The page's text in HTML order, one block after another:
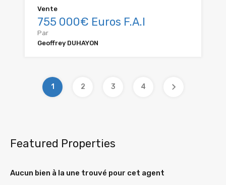
Vente
755 000€ Euros F.A.I
Par
Geoffrey DUHAYON
1 2 3 4
Featured Properties
Aucun bien à la une trouvé pour cet agent